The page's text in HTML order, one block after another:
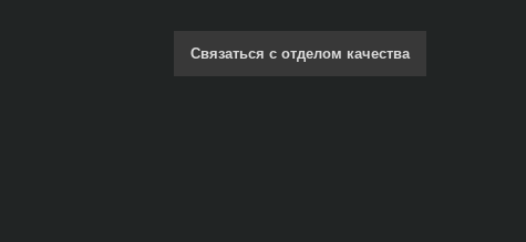
Связаться с отделом качества